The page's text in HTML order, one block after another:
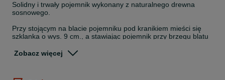
Solidny i trwały pojemnik wykonany z naturalnego drewna
sosnowego.
Przy stojącym na blacie pojemniku pod kranikiem mieści się
szklanka o wys. 9 cm., a stawiając pojemnik przy brzegu blatu
Zobacz więcej